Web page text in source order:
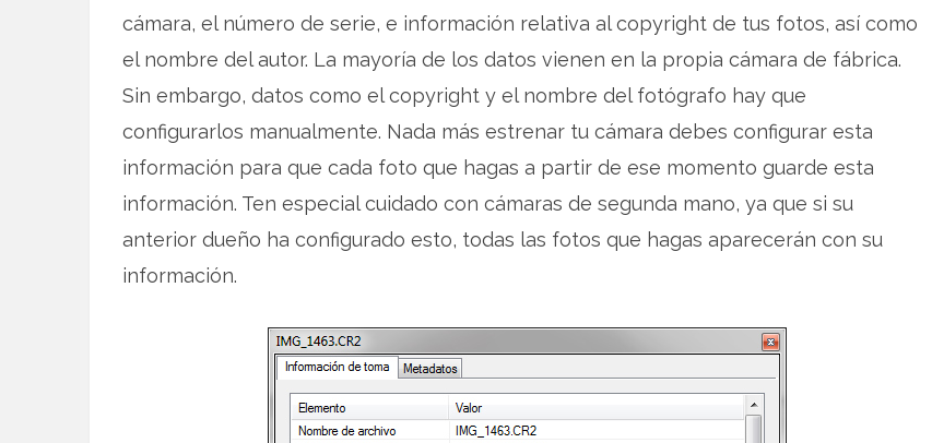
cámara, el número de serie, e información relativa al copyright de tus fotos, así como
el nombre del autor. La mayoría de los datos vienen en la propia cámara de fábrica.
Sin embargo, datos como el copyright y el nombre del fotógrafo hay que
configurarlos manualmente. Nada más estrenar tu cámara debes configurar esta
información para que cada foto que hagas a partir de ese momento guarde esta
información. Ten especial cuidado con cámaras de segunda mano, ya que si su
anterior dueño ha configurado esto, todas las fotos que hagas aparecerán con su
información.